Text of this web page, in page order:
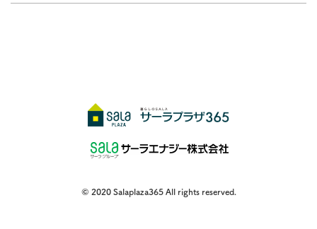
© 2020 Salaplaza365 All rights reserved.